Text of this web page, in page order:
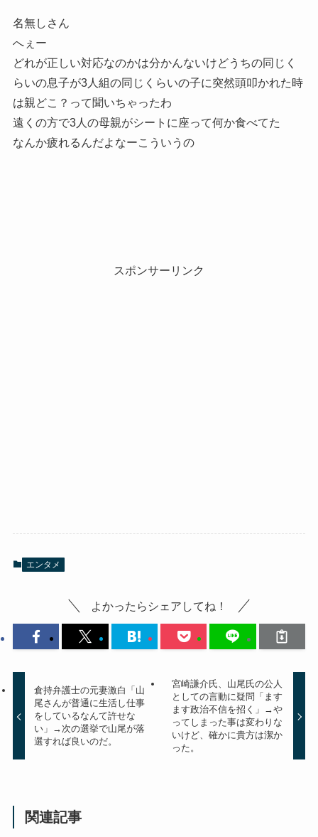
名無しさん
へぇー
どれが正しい対応なのかは分かんないけどうちの同じく
らいの息子が3人組の同じくらいの子に突然頭叩かれた時
は親どこ？って聞いちゃったわ
遠くの方で3人の母親がシートに座って何か食べてた
なんか疲れるんだよなーこういうの
スポンサーリンク
エンタメ
よかったらシェアしてね！
倉持弁護士の元妻激白「山
尾さんが普通に生活し仕事
をしているなんて許せな
い」→次の選挙で山尾が落
選すれば良いのだ。
宮崎謙介氏、山尾氏の公人
としての言動に疑問「ます
ます政治不信を招く」→や
ってしまった事は変わりな
いけど、確かに貴方は潔か
った。
関連記事